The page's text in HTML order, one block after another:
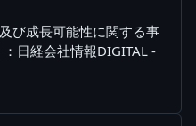
び成長可能性に関する事
日経会社情報DIGITAL -